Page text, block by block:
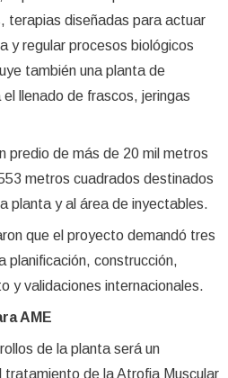
terapias diseñadas para actuar
y regular procesos biológicos
también una planta de
llenado de frascos, jeringas
predio de más de 20 mil metros
metros cuadrados destinados
planta y al área de inyectables.
que el proyecto demandó tres
planificación, construcción,
y validaciones internacionales.
AME
de la planta será un
de la Atrofia Muscular